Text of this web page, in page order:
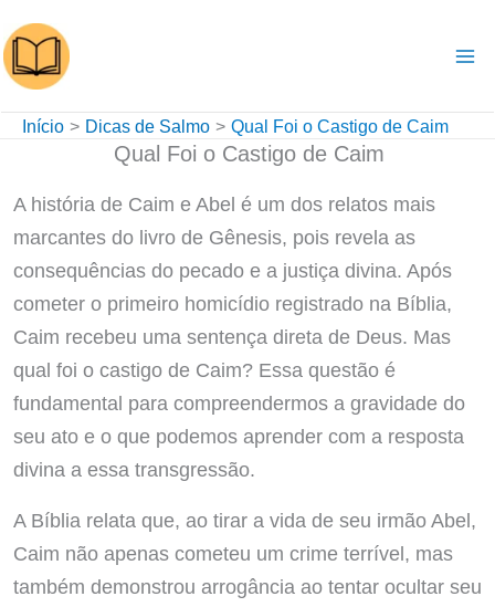
para
o
conteúdo
Início Dicas de Salmo Qual Foi o Castigo de Caim
Qual Foi o Castigo de Caim
A história de Caim e Abel é um dos relatos mais
marcantes do livro de Gênesis, pois revela as
consequências do pecado e a justiça divina. Após
cometer o primeiro homicídio registrado na Bíblia,
Caim recebeu uma sentença direta de Deus. Mas
qual foi o castigo de Caim? Essa questão é
fundamental para compreendermos a gravidade do
seu ato e o que podemos aprender com a resposta
divina a essa transgressão.
A Bíblia relata que, ao tirar a vida de seu irmão Abel,
Caim não apenas cometeu um crime terrível, mas
também demonstrou arrogância ao tentar ocultar seu